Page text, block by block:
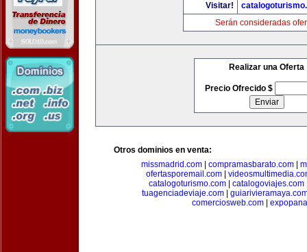
Visitar!
Serán consideradas
Realizar una Oferta
Precio Ofrecido $
Otros dominios en venta:
missmadrid.com| compramasbarato.com|
ofertasporemail.com
catalogoturismo.com
catalogoviajes.com
tuagenciadeviaje.com|
comerciosweb.com